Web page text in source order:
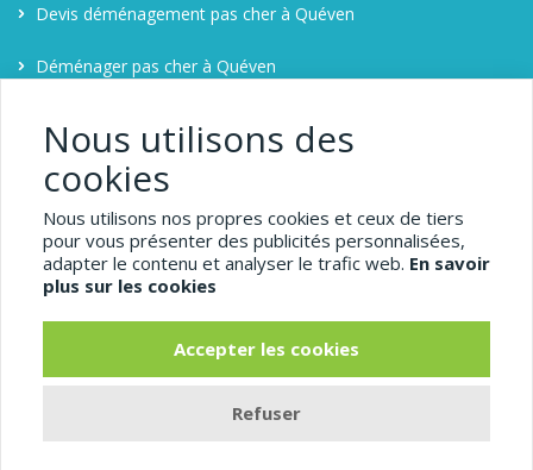
Devis déménagement pas cher à Quéven
Déménager pas cher à Quéven
1-demenagement-pas-
cher.com
Quéven
Pour bénéficier d'un déménagement pas cher, comparez
pas-cher.com.
Nous utilisons des
cookies
Nous utilisons nos propres cookies et ceux de tiers
pour vous présenter des publicités personnalisées,
adapter le contenu et analyser le trafic web. En savoir
plus sur les cookies
Accepter les cookies
Refuser